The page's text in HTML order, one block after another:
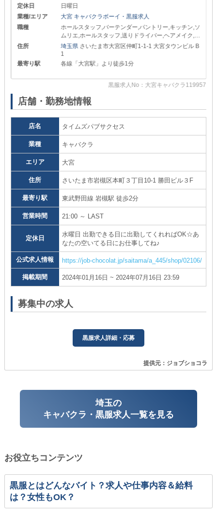
定休日
日曜日
業種/エリア
大宮 キャバクラボーイ・黒服求人
職種
ホールスタッフ,バーテンダー,パントリー,キッチン,ソ
ムリエ,ホールスタッフ,送りドライバー,ヘアメイク,w
ebデザイナー
住所 埼玉県 さいたま市大宮区仲町1-1-1 大宮タウンビル B
1
最寄り駅
各線「大宮駅」より徒歩1分
黒服求人No：大宮キャバクラ119957
店舗・勤務地情報
店名 タイムズパブサクセス
業種 キャバクラ
エリア 大宮
住所 さいたま市岩槻区本町３丁目10-1 勝田ビル３F
最寄り駅 東武野田線 岩槻駅 徒歩2分
営業時間 21:00 ～ LAST
定休日
水曜日 出勤できる日に出勤してくれればOK☆あ
なたの空いてる日にお仕事してね♪
公式求人情報 https://job-chocolat.jp/saitama/a_445/shop/02106/
掲載期間 2024年01月16日 ~ 2024年07月16日 23:59
募集中の求人
黒服求人詳細・応募
提供元：ジョブショコラ
埼玉の
キャバクラ・黒服求人一覧を見る
お役立ちコンテンツ
黒服とはどんなバイト？求人や仕事内容＆給料
は？女性もOK？